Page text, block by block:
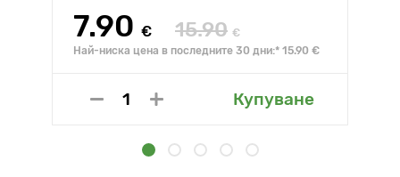
7.90 € 15.90 €
Най-ниска цена в последните 30 дни:* 15.90 €
Купуване